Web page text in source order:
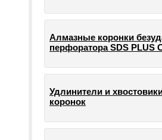
Алмазные коронки
перфоратора SDS PLUS
Удлинители и
коронок